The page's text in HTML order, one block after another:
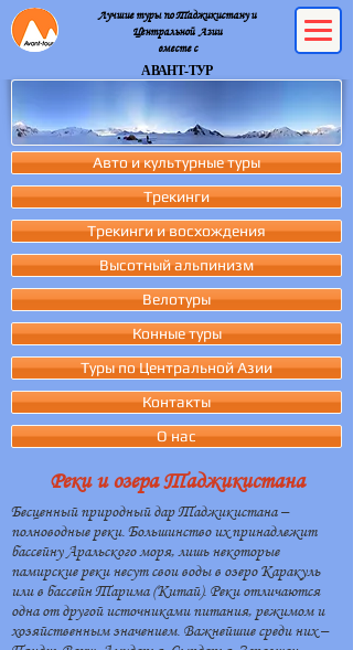
Трекинги
Велотуры
Конные туры
Туры по Центральной Азии
Контакты
О нас
Высотный альпинизм
Трекинги и восхождения
АВАНТ-ТУР
Лучшие туры по Таджикистану и
Центральной Азии
вместе с
Авто и культурные туры
Реки и озера Таджикистана
Бесценный природный дар Таджикистана –
полноводные реки. Большинство их принадлежит
бассейну Аральского моря, лишь некоторые
памирские реки несут свои воды в озеро Каракуль
или в бассейн Тарима (Китай). Реки отличаются
одна от другой источниками питания, режимом и
хозяйственным значением. Важнейшие среди них –